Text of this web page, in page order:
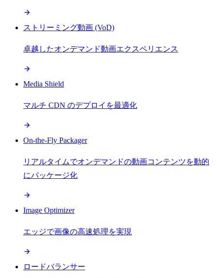
ストリーミング動画 (VoD)
卓越したオンデマンド動画エクスペリエンス
Media Shield
マルチ CDN のデプロイを最適化
On-the-Fly Packager
リアルタイムでオンデマンドの動画コンテンツを動的
にパッケージ化
Image Optimizer
エッジで画像の高速処理を実現
ロードバランサー